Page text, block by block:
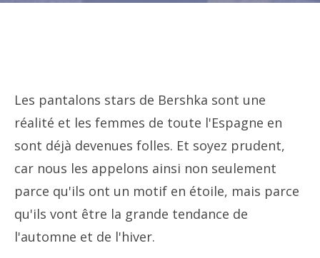
Les pantalons stars de Bershka sont une
réalité et les femmes de toute l'Espagne en
sont déjà devenues folles. Et soyez prudent,
car nous les appelons ainsi non seulement
parce qu'ils ont un motif en étoile, mais parce
qu'ils vont être la grande tendance de
l'automne et de l'hiver.